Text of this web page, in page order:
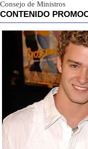
Consejo de Ministros